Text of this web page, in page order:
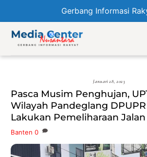
Gerbang Informasi
content
Januari 28, 2023
Pasca Musim Penghujan,
Wilayah Pandeglang
Lakukan Pemeliharaan Jalan
Banten 0